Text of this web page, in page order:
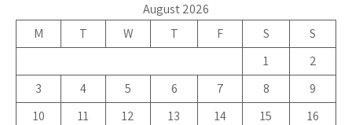
August 2026
M
T W T F S
S
1
2
3
4 5 6 7 8
9
10
11 12 13 14 15
16